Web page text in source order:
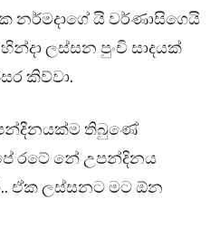
නර්මදාගේ යි වර්ණාසිගෙයි
ලස්සන පුංචි සාදයක්
කිව්වා.
තිබුණේ
රටේ නේ උපන්දිනය
ඒක ලස්සනට මට ඕන